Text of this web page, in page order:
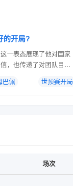
的开局?
一表态展现了他对国家
，也传递了对团队目标
接体现在法国队客场2-0
巴佩 世预赛开局
场次